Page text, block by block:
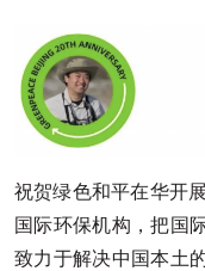
祝贺绿色和平在华开
国际环保机构，把国
致力于解决中国本土